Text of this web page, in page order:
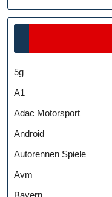
5g
A1
Adac Motorsport
Android
Autorennen Spiele
Avm
Bayern